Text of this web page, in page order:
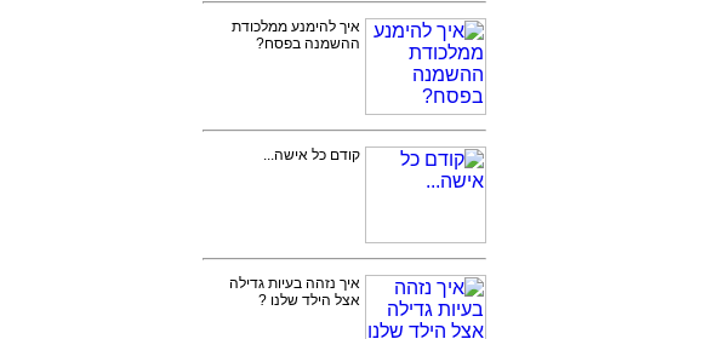
איך להימנע ממלכודת
ההשמנה בפסח?
קודם כל אישה...
איך נזהה בעיות גדילה
אצל הילד שלנו ?